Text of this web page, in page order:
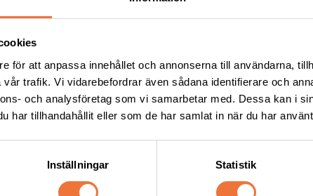
för att anpassa innehållet och annonserna till användarna,
trafik. Vi vidarebefordrar även sådana identifierare och
och analysföretag som vi samarbetar med. Dessa kan i
har tillhandahållit eller som de har samlat in när du har
Inställningar Statistik
Trimbord med svarta
TM1104 4Dogs Trimbord - S
1 399kr